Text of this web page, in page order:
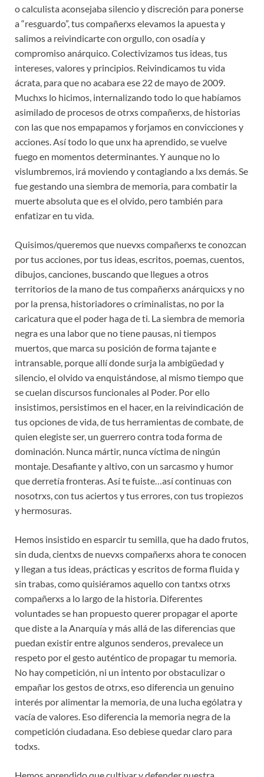
o calculista aconsejaba silencio y discreción para ponerse
a “resguardo”, tus compañerxs elevamos la apuesta y
salimos a reivindicarte con orgullo, con osadía y
compromiso anárquico. Colectivizamos tus ideas, tus
intereses, valores y principios. Reivindicamos tu vida
ácrata, para que no acabara ese 22 de mayo de 2009.
Muchxs lo hicimos, internalizando todo lo que habíamos
asimilado de procesos de otrxs compañerxs, de historias
con las que nos empapamos y forjamos en convicciones y
acciones. Así todo lo que unx ha aprendido, se vuelve
fuego en momentos determinantes. Y aunque no lo
vislumbremos, irá moviendo y contagiando a lxs demás. Se
fue gestando una siembra de memoria, para combatir la
muerte absoluta que es el olvido, pero también para
enfatizar en tu vida.
Quisimos/queremos que nuevxs compañerxs te conozcan
por tus acciones, por tus ideas, escritos, poemas, cuentos,
dibujos, canciones, buscando que llegues a otros
territorios de la mano de tus compañerxs anárquicxs y no
por la prensa, historiadores o criminalistas, no por la
caricatura que el poder haga de ti. La siembra de memoria
negra es una labor que no tiene pausas, ni tiempos
muertos, que marca su posición de forma tajante e
intransable, porque allí donde surja la ambigüedad y
silencio, el olvido va enquistándose, al mismo tiempo que
se cuelan discursos funcionales al Poder. Por ello
insistimos, persistimos en el hacer, en la reivindicación de
tus opciones de vida, de tus herramientas de combate, de
quien elegiste ser, un guerrero contra toda forma de
dominación. Nunca mártir, nunca víctima de ningún
montaje. Desafiante y altivo, con un sarcasmo y humor
que derretía fronteras. Así te fuiste…así continuas con
nosotrxs, con tus aciertos y tus errores, con tus tropiezos
y hermosuras.
Hemos insistido en esparcir tu semilla, que ha dado frutos,
sin duda, cientxs de nuevxs compañerxs ahora te conocen
y llegan a tus ideas, prácticas y escritos de forma fluida y
sin trabas, como quisiéramos aquello con tantxs otrxs
compañerxs a lo largo de la historia. Diferentes
voluntades se han propuesto querer propagar el aporte
que diste a la Anarquía y más allá de las diferencias que
puedan existir entre algunos senderos, prevalece un
respeto por el gesto auténtico de propagar tu memoria.
No hay competición, ni un intento por obstaculizar o
empañar los gestos de otrxs, eso diferencia un genuino
interés por alimentar la memoria, de una lucha ególatra y
vacía de valores. Eso diferencia la memoria negra de la
competición ciudadana. Eso debiese quedar claro para
todxs.